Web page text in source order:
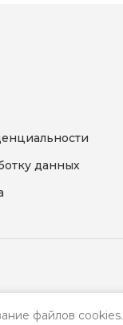
фирменная
на
часть состоит из
подошвы с
данных
файлов cookies.